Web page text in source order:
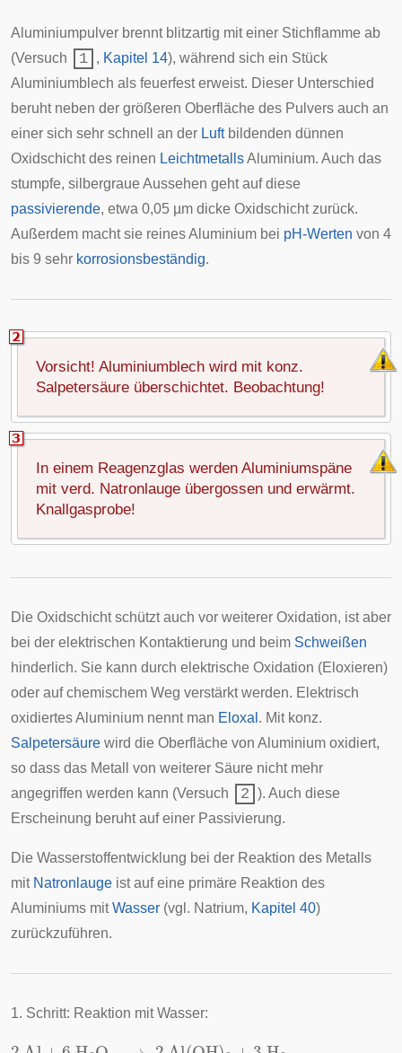
Aluminiumpulver brennt blitzartig mit einer Stichflamme ab
(Versuch
1 , Kapitel 14), während sich ein Stück
Aluminiumblech als feuerfest erweist. Dieser Unterschied
beruht neben der größeren Oberfläche des Pulvers auch an
einer sich sehr schnell an der Luftbildenden dünnen
Oxidschicht des reinen LeichtmetallsAluminium. Auch das
stumpfe, silbergraue Aussehen geht auf diese
passivierende, etwa 0,05 µm dicke Oxidschicht zurück.
Außerdem macht sie reines Aluminium bei pH-Werten von 4
bis 9 sehr korrosionsbeständig.
Vorsicht! Aluminiumblech wird mit konz.
Salpetersäure überschichtet. Beobachtung!
In einem Reagenzglas werden Aluminiumspäne
mit verd. Natronlauge übergossen und erwärmt.
Knallgasprobe!
Die Oxidschicht schützt auch vor weiterer Oxidation, ist aber
bei der elektrischen Kontaktierung und beim Schweißen
hinderlich. Sie kann durch elektrische Oxidation (Eloxieren)
oder auf chemischem Weg verstärkt werden. Elektrisch
oxidiertes Aluminium nennt man Eloxal . Mit konz.
Salpetersäure wird die Oberfläche von Aluminium oxidiert,
so dass das Metall von weiterer Säure nicht mehr
angegriffen werden kann (Versuch
2 ). Auch diese
Erscheinung beruht auf einer Passivierung.
Die Wasserstoffentwicklung bei der Reaktion des Metalls
mit Natronlauge ist auf eine primäre Reaktion des
Aluminiums mitWasser (vgl. Natrium, Kapitel 40)
zurückzuführen.
1. Schritt: Reaktion mit Wasser:
2 Al H2O ⟶ Al OH)3+3 2